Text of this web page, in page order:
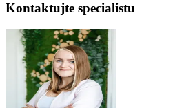
Kontaktujte specialistu